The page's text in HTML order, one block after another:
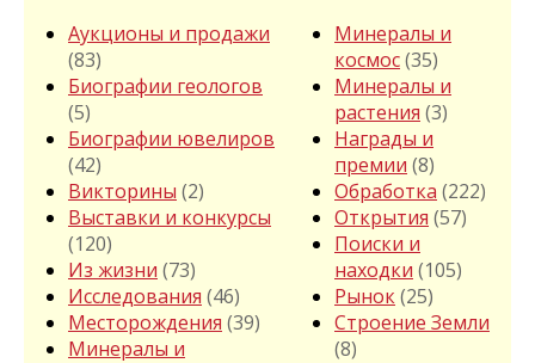
Аукционы и продажи
(83)
Биографии геологов
(5)
Биографии ювелиров
(42)
Викторины (2)
Выставки и конкурсы
(120)
Из жизни (73)
Исследования (46)
Месторождения (39)
Минералы и
Минералы и
космос(35)
Минералы и
растения (3)
Награды и
премии (8)
Обработка (222)
Открытия (57)
Поиски и
находки (105)
Рынок(25)
Строение Земли
(8)